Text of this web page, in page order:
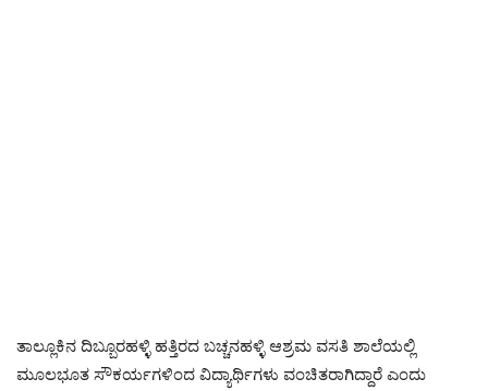
ತಾಲ್ಲೂಕಿನ ದಿಬ್ಬೂರಹಳ್ಳಿ ಹತ್ತಿರದ ಬಚ್ಚನಹಳ್ಳಿ ಆಶ್ರಮ ವಸತಿ ಶಾಲೆಯಲ್ಲಿ
ಮೂಲಭೂತ ಸೌಕರ್ಯಗಳಿಂದ ವಿದ್ಯಾರ್ಥಿಗಳು ವಂಚಿತರಾಗಿದ್ದಾರೆ ಎಂದು